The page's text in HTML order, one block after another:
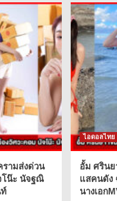
รามส่งด่วน
โน๊ะ นัจฐณิ
ไอดอลไทย
อั้ม ศรินย
แสคนดัง
นางเอก